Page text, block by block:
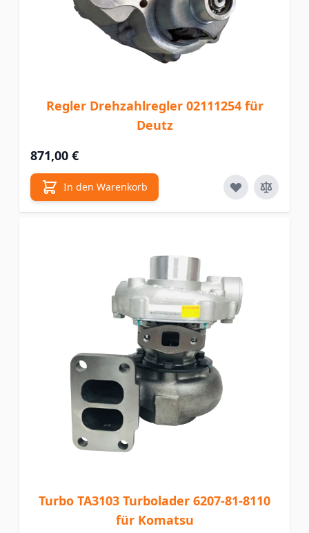
Regler Drehzahlregler 02111254 für
Deutz
871,00 €
In den Warenkorb
Turbo TA3103 Turbolader 6207-81-8110
für Komatsu